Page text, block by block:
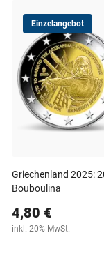
Einzelangebot
Griechenland 2025:
Bouboulina
4,80 €
inkl. 20% MwSt.